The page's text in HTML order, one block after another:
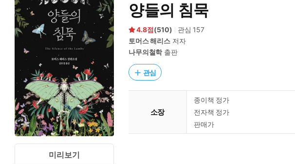
미리보기
양들의 침묵
4.8 (510) 관심 157
토머스 해리스 저자
나무의철학출판
관심
소장
종이책 정가
전자책 정가
판매가